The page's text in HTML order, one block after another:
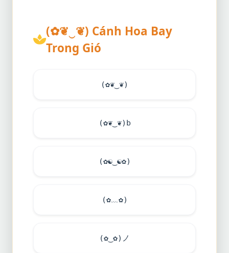
(✿❦‿❦) Cánh Hoa Bay
Trong Gió
(✿❦‿❦)
(✿❦‿❦)b
(✿☯‿ ☯✿)
(✿﹏✿)
(✿‿✿)ノ